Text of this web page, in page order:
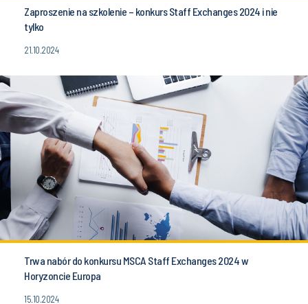
Zaproszenie na szkolenie – konkurs Staff Exchanges 2024 i nie
tylko
21.10.2024
Trwa nabór do konkursu MSCA Staff Exchanges 2024 w
Horyzoncie Europa
15.10.2024